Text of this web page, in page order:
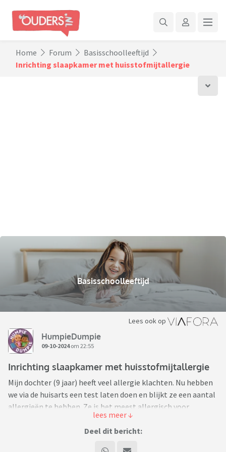
Home Forum
Basisschoolleeftijd
Inrichting slaapkamer met huisstofmijtallergie
Basisschoolleeftijd
Lees ook op
HumpieDumpie
09-10-2024om 22:55
Inrichting slaapkamer met huisstofmijtallergie
Mijn dochter (9 jaar) heeft veel allergie klachten. Nu hebben
we via de huisarts een test laten doen en blijkt ze een aantal
allergieën te hebben. Ze is het meest allergisch voor
Deel dit bericht: